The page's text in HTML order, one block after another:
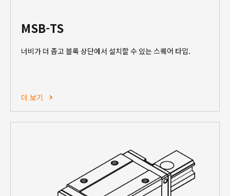
MSB-TS
너비가 더 좁고 블록 상단에서 설치할 수 있는 스퀘어 타입.
더 보기